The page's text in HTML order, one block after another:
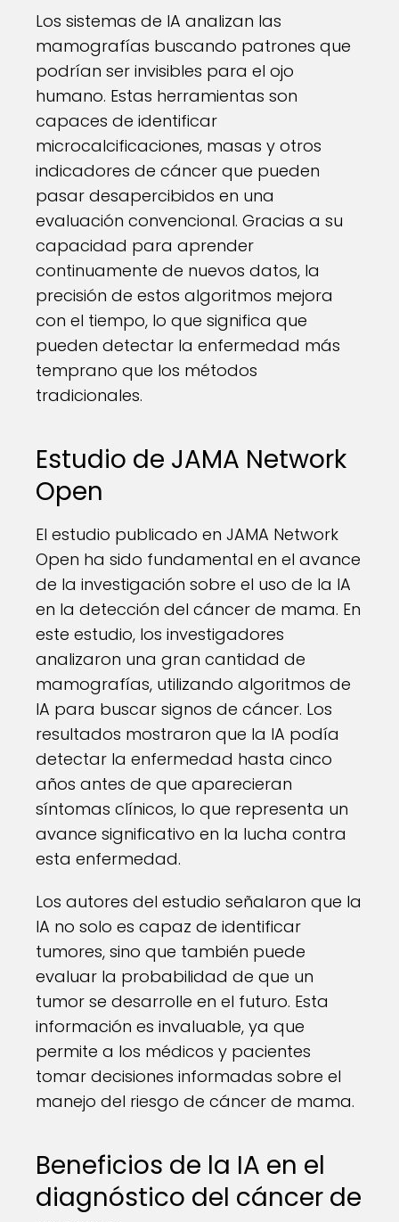
Los sistemas de IA analizan las
mamografías buscando patrones que
podrían ser invisibles para el ojo
humano. Estas herramientas son
capaces de identificar
microcalcificaciones, masas y otros
indicadores de cáncer que pueden
pasar desapercibidos en una
evaluación convencional. Gracias a su
capacidad para aprender
continuamente de nuevos datos, la
precisión de estos algoritmos mejora
con el tiempo, lo que significa que
pueden detectar la enfermedad más
temprano que los métodos
tradicionales.
Estudio de JAMA Network
Open
El estudio publicado en JAMA Network
Open ha sido fundamental en el avance
de la investigación sobre el uso de la IA
en la detección del cáncer de mama. En
este estudio, los investigadores
analizaron una gran cantidad de
mamografías, utilizando algoritmos de
IA para buscar signos de cáncer. Los
resultados mostraron que la IA podía
detectar la enfermedad hasta cinco
años antes de que aparecieran
síntomas clínicos, lo que representa un
avance significativo en la lucha contra
esta enfermedad.
Los autores del estudio señalaron que la
IA no solo es capaz de identificar
tumores, sino que también puede
evaluar la probabilidad de que un
tumor se desarrolle en el futuro. Esta
información es invaluable, ya que
permite a los médicos y pacientes
tomar decisiones informadas sobre el
manejo del riesgo de cáncer de mama.
Beneficios de la IA en el
diagnóstico del cáncer de